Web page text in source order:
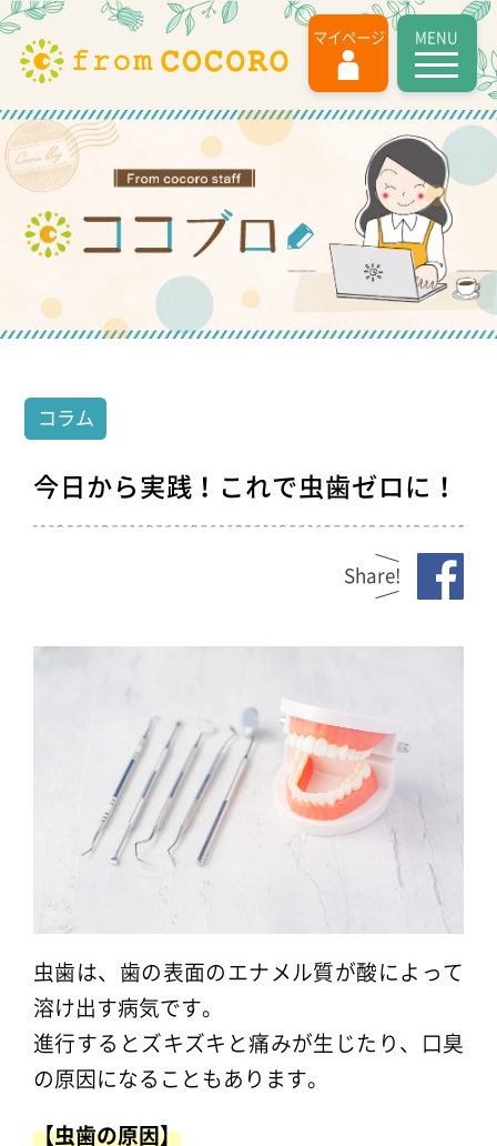
マイページ MENU
コラム
今日から実践！これで虫歯ゼロに！
Share!
虫歯は、歯の表面のエナメル質が酸によって
溶け出す病気です。
進行するとズキズキと痛みが生じたり、口臭
の原因になることもあります。
【虫歯の原因】